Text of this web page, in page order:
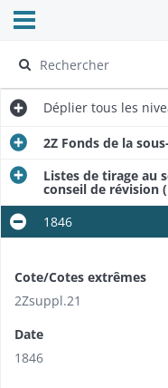
Ouvrir le menu déroulant
Déplier tous les
2Z Fonds de la
Listes de tirage au
conseil de révision
1846
Cote/Cotes extrêmes
2Zsuppl.21
Date
1846